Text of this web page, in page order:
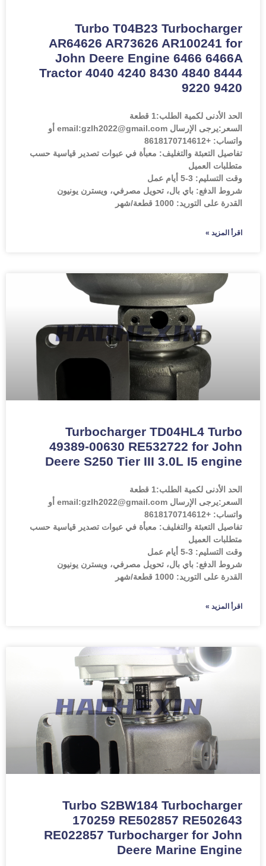
Turbo T04B23 Turbocharger
AR64626 AR73626 AR100241 for
John Deere Engine 6466 6466A
Tractor 4040 4240 8430 4840 8444
9220 9420
الحد الأدنى لكمية الطلب:1 قطعة
السعر:
يرجى الإرسال email:gzlh2022@gmail.com أو
واتساب: +8618170714612
تفاصيل التعبئة والتغليف: معبأة في عبوات تصدير قياسية حسب
متطلبات العميل
وقت التسليم: 3-5 أيام عمل
شروط الدفع: باي بال، تحويل مصرفي، ويسترن يونيون
القدرة على التوريد: 1000 قطعة/شهر
اقرأ المزيد »
Turbocharger TD04HL4 Turbo
49389-00630 RE532722 for John
Deere S250 Tier III 3.0L I5 engine
الحد الأدنى لكمية الطلب:1 قطعة
السعر:
يرجى الإرسال email:gzlh2022@gmail.com أو
واتساب: +8618170714612
تفاصيل التعبئة والتغليف: معبأة في عبوات تصدير قياسية حسب
متطلبات العميل
وقت التسليم: 3-5 أيام عمل
شروط الدفع: باي بال، تحويل مصرفي، ويسترن يونيون
القدرة على التوريد: 1000 قطعة/شهر
اقرأ المزيد »
Turbo S2BW184 Turbocharger
170259 RE502857 RE502643
RE022857 Turbocharger for John
Deere Marine Engine